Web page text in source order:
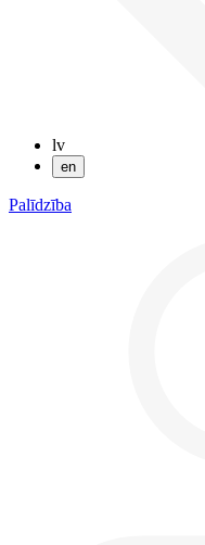
lv
en
Palīdzība